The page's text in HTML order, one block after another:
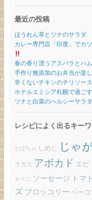
最近の投稿
ほうれん草とツナのサラダ
カレー専門店「印度」でカ
春の香り漂うアスパラとハ
手作り無添加のお弁当が楽
辛くないチキンのチリソー
ホテルエミシア札幌で過ご
ツナと白菜のヘルシーサラダ
レシピによく出るキー
かぼちゃ しめじ じゃ
ラガス アボカド エビ
キーニ ソーセージ トマト
ズ ブロッコリー ベーコ